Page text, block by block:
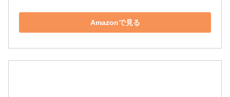
Amazonで見る